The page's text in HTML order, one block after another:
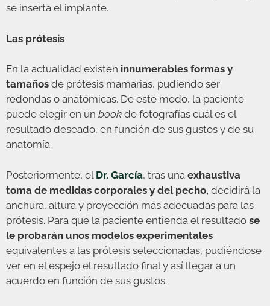
se inserta el implante.
Las prótesis
En la actualidad existen innumerables formas y
tamaños de prótesis mamarias, pudiendo ser
redondas o anatómicas. De este modo, la paciente
puede elegir en un book de fotografías cuál es el
resultado deseado, en función de sus gustos y de su
anatomía.
Posteriormente, el Dr. García, tras una exhaustiva
toma de medidas corporales y del pecho, decidirá la
anchura, altura y proyección más adecuadas para las
prótesis. Para que la paciente entienda el resultado se
le probarán unos modelos experimentales
equivalentes a las prótesis seleccionadas, pudiéndose
ver en el espejo el resultado final y así llegar a un
acuerdo en función de sus gustos.